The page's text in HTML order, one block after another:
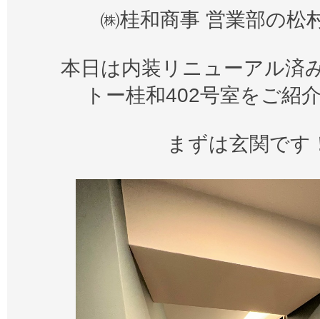
㈱桂和商事 営業部の松
本日は内装リニューアル済
トー桂和402号室をご紹
まずは玄関です